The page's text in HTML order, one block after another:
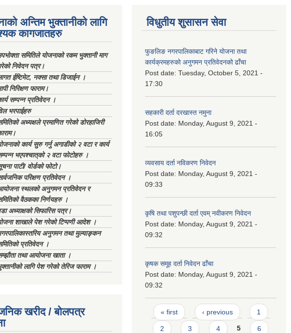
अन्तिम भुक्तानीको लागि
कागजातहरु
समितिले योजनाको रकम भुक्तानी माग
निवेदन पत्र।
ईष्टिमेट, नक्सा तथा डिजाईन ।
निरिक्षण फाराम।
सम्पन्न प्रतिवेदन ।
भरपाईहरु
अध्यक्षले प्रमाणित गरेको डोरहाजिरी
कार्य सुरु गर्नु अगाडीको २ वटा र कार्य
भएपश्चात्‌को २ वटा फोटोहरु ।
पाटी/ वोर्डको फोटो।
परिक्षण प्रतिवेदन ।
स्थलको अनुगमन प्रतिवेदन र
वैठकका निर्णयहरु ।
अध्याक्षको सिफारिस पत्र।
शाखाले पेश गरेको टिप्पणी आदेश ।
अनुगमन तथा मुल्याङ्कन
प्रतिवेदन ।
तथा आयोजना खाता ।
लागि पेश गरेको तेरिज फाराम ।
खरीद / बोलपत्र
विधुतीय शुसासन सेवा
फुङलिङ नगरपालिकाबाट गरिने योजना तथा
कार्यक्रमहरुको अनुगमन प्रतिवेदनको ढाँचा
Post date: Tuesday, October 5, 2021 -
17:30
सहकारी दर्ता दरखास्त नमुना
Post date: Monday, August 9, 2021 -
16:05
व्यवसाय दर्ता नविकरण निवेदन
Post date: Monday, August 9, 2021 -
09:33
कृषि तथा पशुपन्छी दर्ता एवम् नवीकरण निवेदन
Post date: Monday, August 9, 2021 -
09:32
कृषक समूह दर्ता निवेदन ढाँचा
Post date: Monday, August 9, 2021 -
09:32
Pages
« first ‹ previous 1
2 3 4 5 6